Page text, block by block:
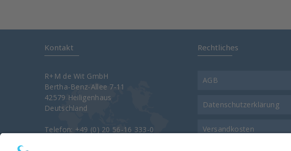
Kontakt
R+M de Wit GmbH
Bertha-Benz-Allee 7-11
42579 Heiligenhaus
Deutschland
Telefon: +49 (0) 20 56-16 333-0
Rechtliches
AGB
Datenschutzerklärung
Versandkosten